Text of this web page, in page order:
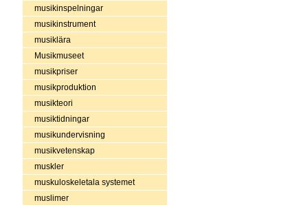
musikinspelningar
musikinstrument
musiklära
Musikmuseet
musikpriser
musikproduktion
musikteori
musiktidningar
musikundervisning
musikvetenskap
muskler
muskuloskeletala systemet
muslimer